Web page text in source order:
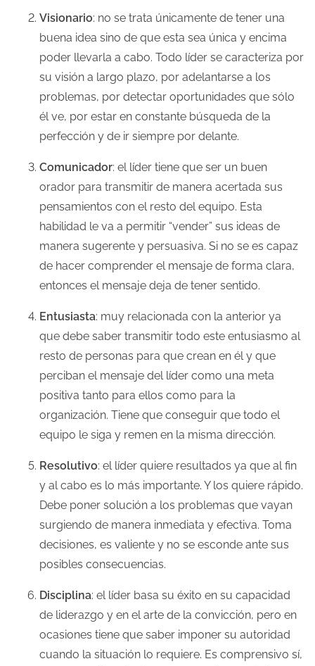
Visionario: no se trata únicamente de tener una
buena idea sino de que esta sea única y encima
poder llevarla a cabo. Todo líder se caracteriza por
su visión a largo plazo, por adelantarse a los
problemas, por detectar oportunidades que sólo
él ve, por estar en constante búsqueda de la
perfección y de ir siempre por delante.
Comunicador: el líder tiene que ser un buen
orador para transmitir de manera acertada sus
pensamientos con el resto del equipo. Esta
habilidad le va a permitir “vender” sus ideas de
manera sugerente y persuasiva. Si no se es capaz
de hacer comprender el mensaje de forma clara,
entonces el mensaje deja de tener sentido.
Entusiasta: muy relacionada con la anterior ya
que debe saber transmitir todo este entusiasmo al
resto de personas para que crean en él y que
perciban el mensaje del líder como una meta
positiva tanto para ellos como para la
organización. Tiene que conseguir que todo el
equipo le siga y remen en la misma dirección.
Resolutivo: el líder quiere resultados ya que al fin
y al cabo es lo más importante. Y los quiere rápido.
Debe poner solución a los problemas que vayan
surgiendo de manera inmediata y efectiva. Toma
decisiones, es valiente y no se esconde ante sus
posibles consecuencias.
Disciplina: el líder basa su éxito en su capacidad
de liderazgo y en el arte de la convicción, pero en
ocasiones tiene que saber imponer su autoridad
cuando la situación lo requiere. Es comprensivo sí,